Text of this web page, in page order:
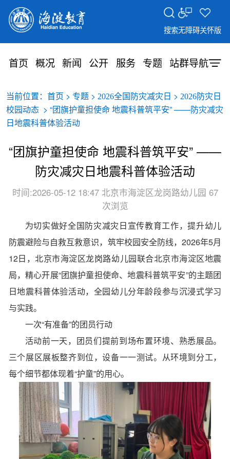
搜索无障碍关怀版
首页 概况 新闻 公开 服务 专题 站群导航
当前位置： 首页 > 专题> 2026全国防灾减灾日 > 2026防灾日
校园动态> “团旗护童担使命 地震科普筑平安” ——防灾减灾
日地震科普体验活动
“团旗护童担使命 地震科普筑平安” ——
防灾减灾日地震科普体验活动
时间:2026-05-12 18:47 北京市海淀区龙岗路幼儿园 67
次浏览
为切实做好全国防灾减灾日宣传教育工作，提升幼儿
防震避险与自救互救意识，筑牢校园安全防线，2026年5月
12日，北京市海淀区龙岗路幼儿园联合北京市海淀区地震
局，精心开展“团旗护童担使命、地震科普筑平安”的主题团
日地震科普体验活动，全园幼儿分年龄段参与沉浸式学习
与实践。
一次“有准备”的团员行动
活动前一天，团员们提前到场布置环境、熟悉展品。
三个展区展板整齐到位，设备一一测试。从环境到分工，
每个细节都体现着“护童”的用心。